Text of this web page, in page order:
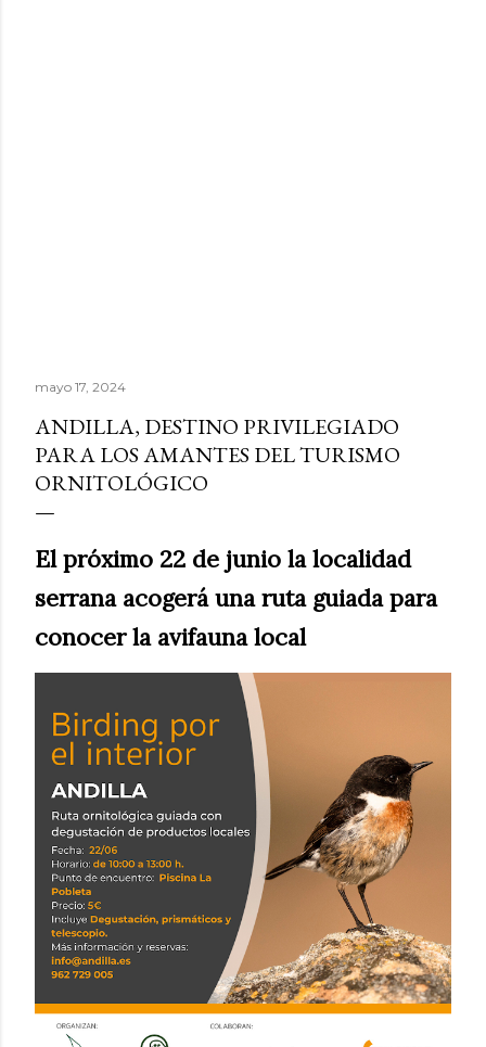
mayo 17, 2024
ANDILLA, DESTINO PRIVILEGIADO
PARA LOS AMANTES DEL TURISMO
ORNITOLÓGICO
El próximo 22 de junio la localidad
serrana acogerá una ruta guiada para
conocer la avifauna local